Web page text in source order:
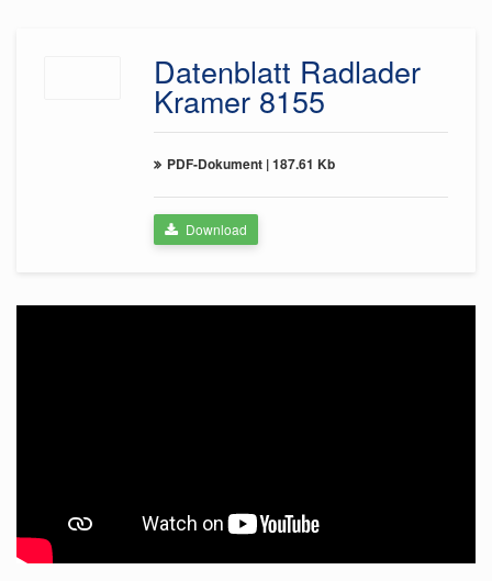
Datenblatt Radlader
Kramer 8155
PDF-Dokument |187.61 Kb
Download